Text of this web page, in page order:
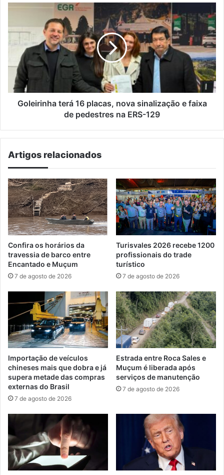
16
sinalização
faixa
de
pedestres
Goleirinha terá 16 placas, nova sinalização e faixa
de pedestres na ERS-129
Artigos relacionados
Confira os horários da
travessia de barco entre
Encantado e Muçum
7 de agosto de 2026
Turisvales 2026 recebe 1200
profissionais do trade
turístico
7 de agosto de 2026
Importação de veículos
chineses mais que dobra e já
supera metade das compras
externas do Brasil
7 de agosto de 2026
Estrada entre Roca Sales e
Muçum é liberada após
serviços de manutenção
7 de agosto de 2026